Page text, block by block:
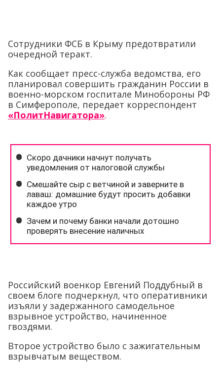
Сотрудники ФСБ в Крыму предотвратили
очередной теракт.
Как сообщает пресс-служба ведомства, его
планировал совершить гражданин России в
военно-морском госпитале Минобороны РФ
в Симферополе, передает корреспондент
«ПолитНавигатора».
Российский военкор Евгений Поддубный в
своем блоге подчеркнул, что оперативники
изъяли у задержанного самодельное
взрывное устройство, начиненное
гвоздями.
Второе устройство было с зажигательным
взрывчатым веществом.